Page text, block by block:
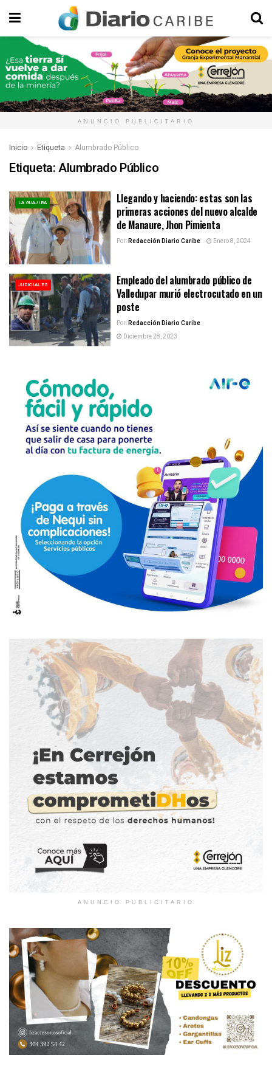
ANUNCIO PUBLICITARIO
Inicio Etiqueta Alumbrado Público
Etiqueta:Alumbrado Público
LA GUAJIRA
Llegando y haciendo: estas son las
primeras acciones del nuevo alcalde
de Manaure, Jhon Pimienta
Por:Redacción Diario Caribe Enero 8, 2024
JUDICIALES
Empleado del alumbrado público de
Valledupar murió electrocutado en un
poste
Por:Redacción Diario Caribe
Diciembre 28, 2023
ANUNCIO PUBLICITARIO